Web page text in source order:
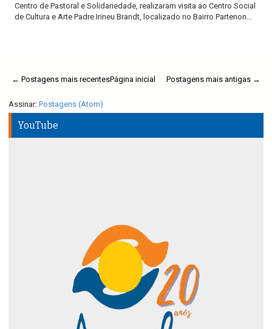
Centro de Pastoral e Solidariedade, realizaram visita ao Centro Social
de Cultura e Arte Padre Irineu Brandt, localizado no Bairro Partenon...
← Postagens mais recentes Postagens mais antigas →
Página inicial
Assinar: Postagens (Atom)
YouTube